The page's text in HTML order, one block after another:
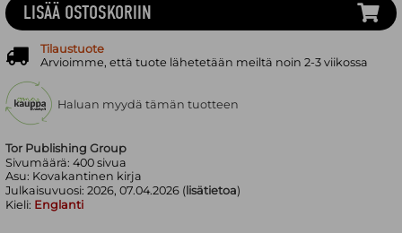
Tor Publishing Group
Sivumäärä:400 sivua
Asu: Kovakantinen kirja
Julkaisuvuosi:2026, 07.04.2026 ( lisätietoa)
Kieli: Englanti
LISÄÄ OSTOSKORIIN
Tilaustuote
Arvioimme, että tuote lähetetään meiltä noin 2-3 viikossa
Haluan myydä tämän tuotteen